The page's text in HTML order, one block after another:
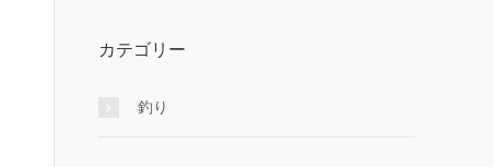
カテゴリー
釣り